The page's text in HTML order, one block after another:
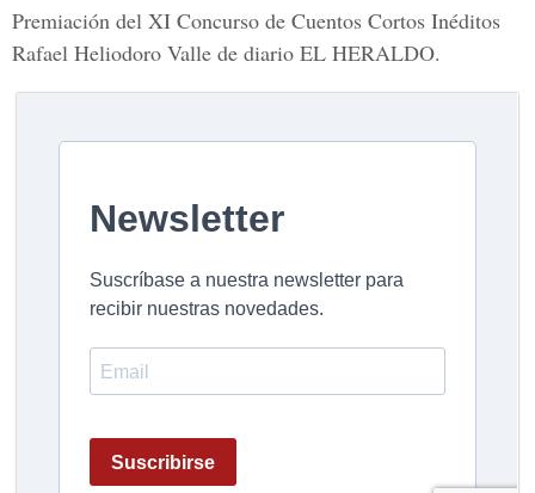
Premiación del XI Concurso de Cuentos Cortos Inéditos
Rafael Heliodoro Valle de diario EL HERALDO.